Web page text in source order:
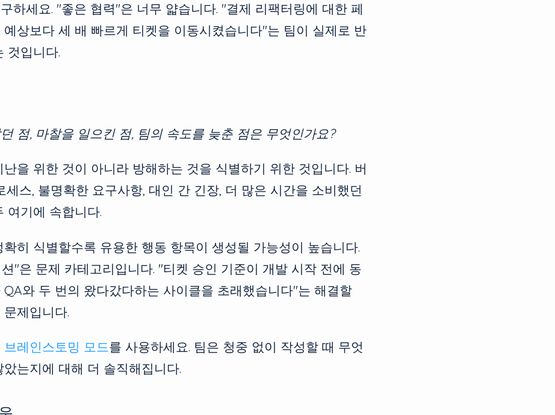
하세요. "좋은 협력"은 너무 얇습니다. "결제 리팩터링에 대한 페
예상보다 세 배 빠르게 티켓을 이동시켰습니다"는 팀이 실제로 반
것입니다.
점, 마찰을 일으킨 점, 팀의 속도를 늦춘 점은 무엇인가요?
난을 위한 것이 아니라 방해하는 것을 식별하기 위한 것입니다. 버
세스, 불명확한 요구사항, 대인 간 긴장, 더 많은 시간을 소비했던
여기에 속합니다.
확히 식별할수록 유용한 행동 항목이 생성될 가능성이 높습니다.
"은 문제 카테고리입니다. "티켓 승인 기준이 개발 시작 전에 동
QA와 두 번의 왔다갔다하는 사이클을 초래했습니다"는 해결할
제입니다.
브레인스토밍 모드를 사용하세요. 팀은 청중 없이 작성할 때 무엇
았는지에 대해 더 솔직해집니다.